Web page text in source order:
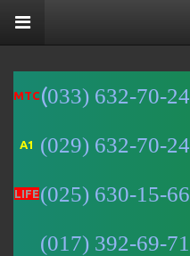
MTC (033) 632-70-24
A1 (029) 632-70-24
LIFE(025) 630-15-66
(017) 392-69-71